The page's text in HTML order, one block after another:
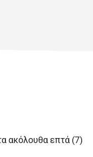
ακόλουθα επτά (7)